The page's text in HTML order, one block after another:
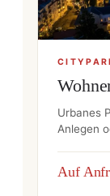
Urbanes
Anlegen
Auf